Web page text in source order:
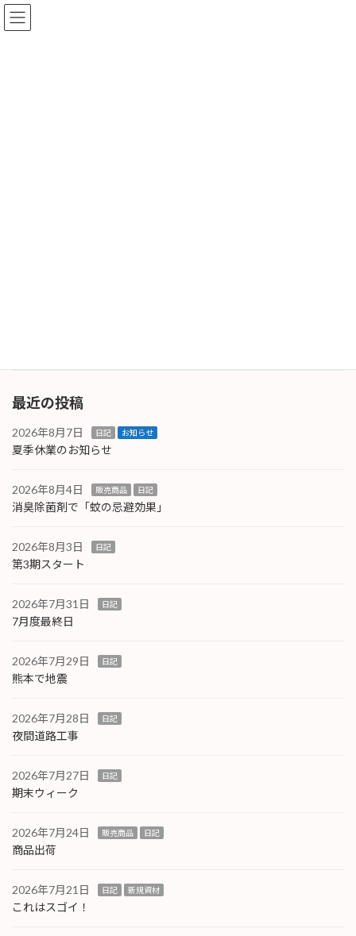
コ
ン
ナ
ビ
最近の投稿
2026年8月7日 日記 お知らせ
夏季休業のお知らせ
2026年8月4日 販売商品 日記
消臭除菌剤で「蚊の忌避効果」
2026年8月3日 日記
第3期スタート
2026年7月31日 日記
7月度最終日
2026年7月29日 日記
熊本で地震
2026年7月28日 日記
夜間道路工事
2026年7月27日 日記
期末ウィーク
2026年7月24日 販売商品 日記
商品出荷
2026年7月21日 日記 新規資材
これはスゴイ！